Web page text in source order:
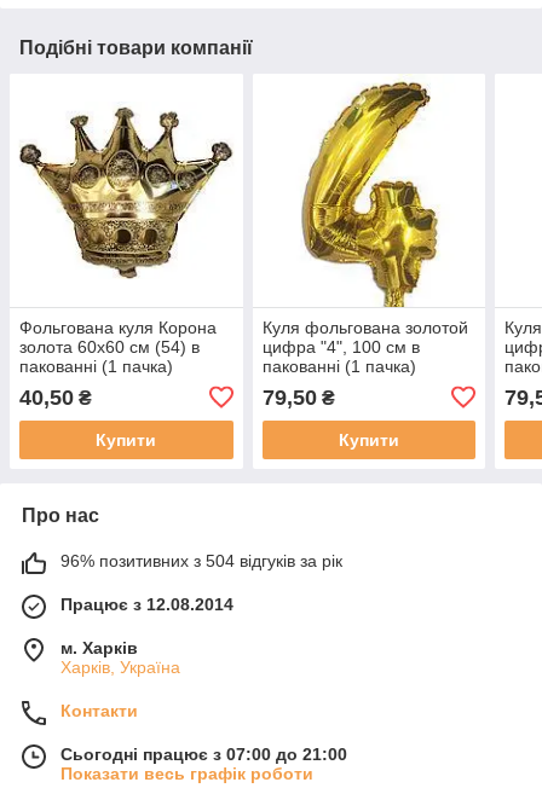
Подібні товари компанії
Фольгована куля Корона
золота 60х60 см (54) в
пакованні (1 пачка)
40,50 ₴
Купити
Куля фольгована золотой
цифра "4", 100 см в
пакованні (1 пачка)
79,50₴
Купити
Про нас
96% позитивних з 504 відгуків за рік
Працює з 12.08.2014
м. Харків
Харків, Україна
Контакти
Сьогодні працює з 07:00 до 21:00
Показати весь графік роботи